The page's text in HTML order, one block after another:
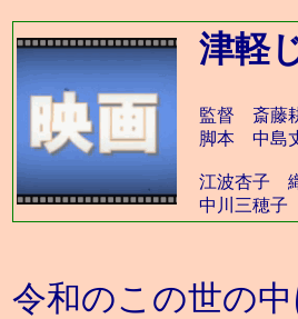
津軽
監督 斎藤
脚本 中島
江波杏子
中川三穂子
令和のこの世の